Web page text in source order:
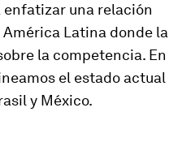
una relación
Latina donde la
la competencia. En
el estado actual
y México.